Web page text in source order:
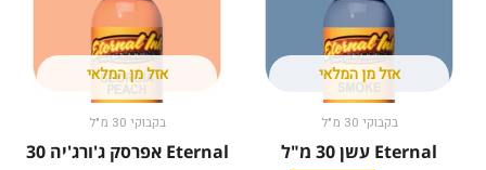
אזל מן המלאי
בקבוקי 30 מ"ל
Eternal עשן 30 מ"ל
אזל מן המלאי
בקבוקי 30 מ"ל
Eternal אפרסק ג'ורג'יה 30